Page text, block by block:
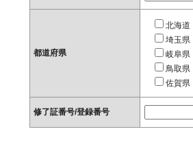
都道府県
北海道
埼玉県
岐阜県
鳥取県
佐賀県
修了証番号/登録番号